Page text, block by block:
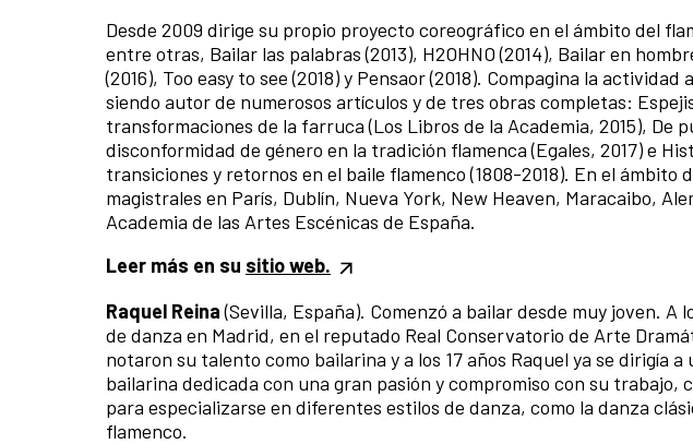
Desde 2009 dirige su propio proyecto coreográfico en el ámbito del
entre otras, Bailar las palabras (2013), H2OHNO (2014), Bailar en
(2016), Too easy to see (2018) y Pensaor (2018). Compagina la
siendo autor de numerosos artículos y de tres obras completas:
transformaciones de la farruca (Los Libros de la Academia, 2015), De
disconformidad de género en la tradición flamenca (Egales, 2017) e
transiciones y retornos en el baile flamenco (1808-2018). En el ámbito
magistrales en París, Dublín, Nueva York, New Heaven, Maracaibo,
Academia de las Artes Escénicas de España.
Leer más en su sitio web.
Raquel Reina(Sevilla, España). Comenzó a bailar desde muy joven. A
de danza en Madrid, en el reputado Real Conservatorio de Arte
notaron su talento como bailarina y a los 17 años Raquel ya se dirigía
bailarina dedicada con una gran pasión y compromiso con su
para especializarse en diferentes estilos de danza, como la danza
flamenco.